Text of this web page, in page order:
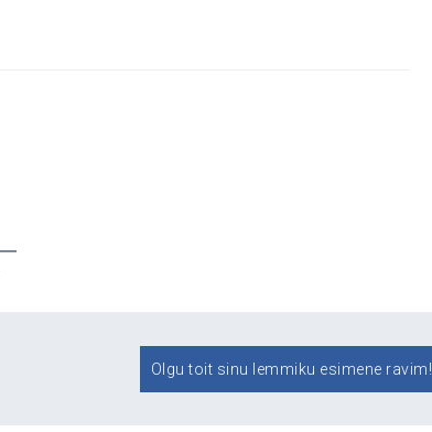
Olgu toit sinu lemmiku esimene ravim!